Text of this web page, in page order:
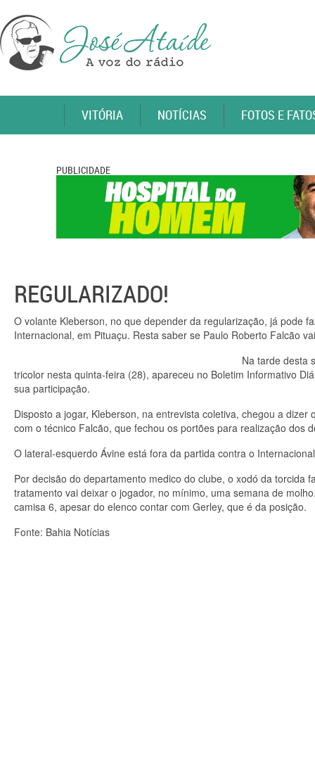
VITÓRIA NOTÍCIAS FOTOS E
PUBLICIDADE
REGULARIZADO!
O volante Kleberson, no que depender da regularização, já pode
Internacional, em Pituaçu. Resta saber se Paulo Roberto Falcão
Na tarde desta
tricolor nesta quinta-feira (28), apareceu no Boletim Informativo
sua participação.
Disposto a jogar, Kleberson, na entrevista coletiva, chegou a
com o técnico Falcão, que fechou os portões para realização dos
O lateral-esquerdo Ávine está fora da partida contra o
Por decisão do departamento medico do clube, o xodó da torcida
tratamento vai deixar o jogador, no mínimo, uma semana de
camisa 6, apesar do elenco contar com Gerley, que é da posição.
Fonte: Bahia Notícias